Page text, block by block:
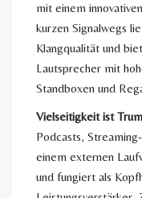
mit einem
kurzen Signalwegs
Klangqualität und
Lautsprecher mit
Standboxen und
Vielseitigkeit ist
Podcasts,
einem externen
und fungiert als